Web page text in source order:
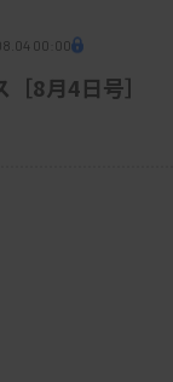
00:00
8月4日号］